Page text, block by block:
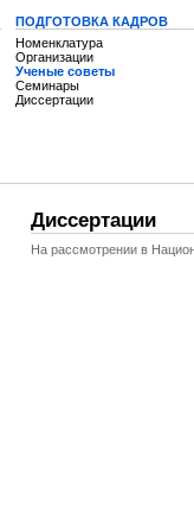
ПОДГОТОВКА КАДРОВ
Номенклатура
Организации
Ученые советы
Семинары
Диссертации
Диссертации
На рассмотрении в